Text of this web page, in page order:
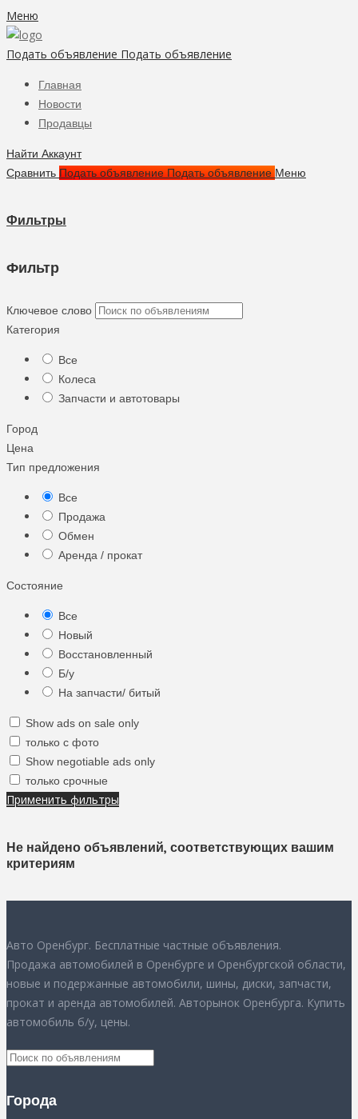
Меню
Подать объявление Подать объявление
Главная
Новости
Продавцы
Найти Аккаунт
Сравнить Подать объявление Подать объявление Меню
Фильтры
Фильтр
Ключевое слово
Категория
Все
Колеса
Запчасти и автотовары
Город
Цена
Тип предложения
Все
Продажа
Обмен
Аренда / прокат
Состояние
Все
Новый
Восстановленный
Б/у
На запчасти/ битый
Show ads on sale only
только с фото
Show negotiable ads only
только срочные
Применить фильтры
Не найдено объявлений, соответствующих вашим
критериям
Авто Оренбург. Бесплатные частные объявления.
Продажа автомобилей в Оренбурге и Оренбургской области,
новые и подержанные автомобили, шины, диски, запчасти,
прокат и аренда автомобилей. Авторынок Оренбурга. Купить
автомобиль б/у, цены.
Города